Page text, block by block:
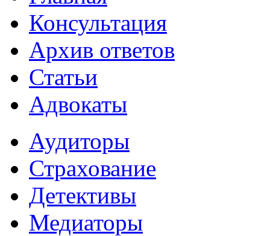
Консультация
Архив ответов
Статьи
Адвокаты
Аудиторы
Страхование
Детективы
Медиаторы